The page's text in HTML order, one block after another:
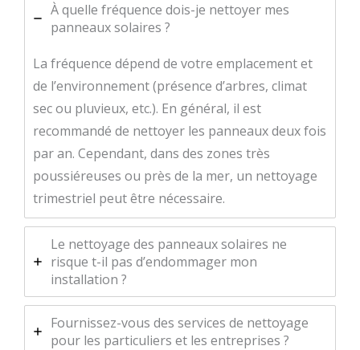
À quelle fréquence dois-je nettoyer mes
panneaux solaires ?
La fréquence dépend de votre emplacement et
de l’environnement (présence d’arbres, climat
sec ou pluvieux, etc.). En général, il est
recommandé de nettoyer les panneaux deux fois
par an. Cependant, dans des zones très
poussiéreuses ou près de la mer, un nettoyage
trimestriel peut être nécessaire.
Le nettoyage des panneaux solaires ne
risque t-il pas d’endommager mon
installation ?
Fournissez-vous des services de nettoyage
pour les particuliers et les entreprises ?